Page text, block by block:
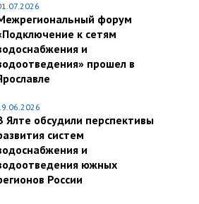
форум
к сетям
и
прошел в
Ялте обсудили перспективы
систем
и
южных
России